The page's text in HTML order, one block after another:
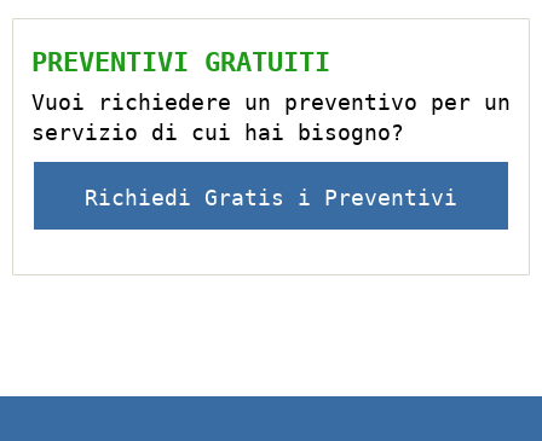
PREVENTIVI GRATUITI
Vuoi richiedere un preventivo per un
servizio di cui hai bisogno?
Richiedi Gratis i Preventivi